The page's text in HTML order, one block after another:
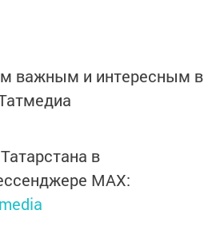
важным и интересным в
в
MАХ: